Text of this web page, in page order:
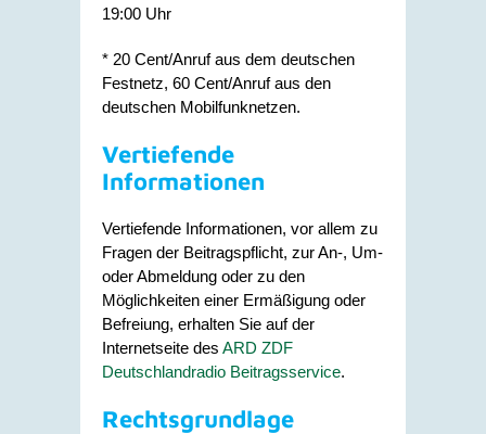
19:00 Uhr
* 20 Cent/Anruf aus dem deutschen
Festnetz, 60 Cent/Anruf aus den
deutschen Mobilfunknetzen.
Vertiefende
Informationen
Vertiefende Informationen, vor allem zu
Fragen der Beitragspflicht, zur An-, Um-
oder Abmeldung oder zu den
Möglichkeiten einer Ermäßigung oder
Befreiung, erhalten Sie auf der
Internetseite des ARD ZDF
Deutschlandradio Beitragsservice.
Rechtsgrundlage